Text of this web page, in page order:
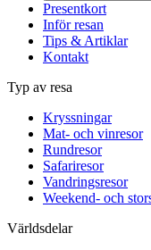
Presentkort
Inför resan
Tips & Artiklar
Kontakt
Typ av resa
Kryssningar
Mat- och vinresor
Rundresor
Safariresor
Vandringsresor
Weekend- och
Världsdelar